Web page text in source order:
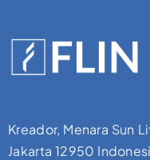
Kreador, Menara Sun
Jakarta 12950